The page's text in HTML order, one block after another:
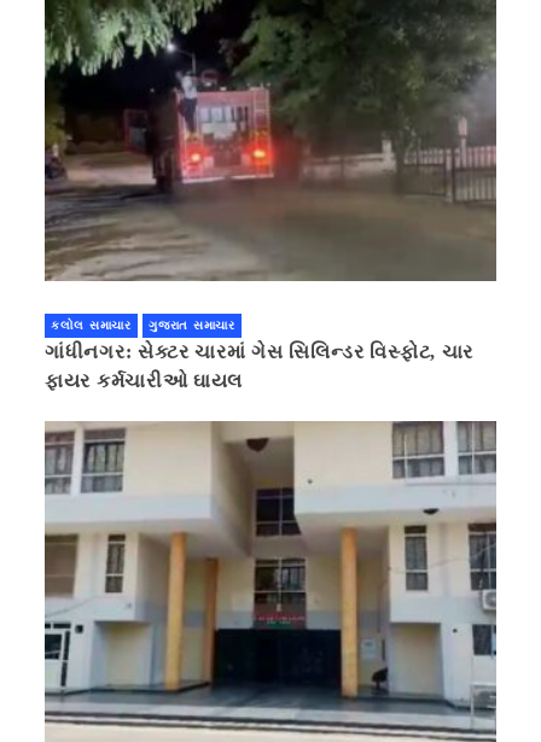
કલોલ સમાચાર ગુજરાત સમાચાર
ગાંધીનગર: સેક્ટર ચારમાં ગેસ સિલિન્ડર વિસ્ફોટ, ચાર
ફાયર કર્મચારીઓ ઘાયલ